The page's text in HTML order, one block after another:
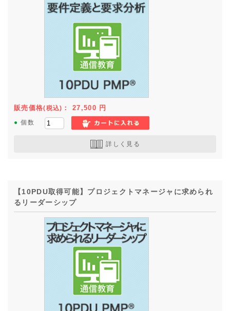
販売価格(税込) ：27,500 円
● 個数
詳しく見る
【10PDU取得可能】プロジェクトマネージャに求められ
るリーダーシップ